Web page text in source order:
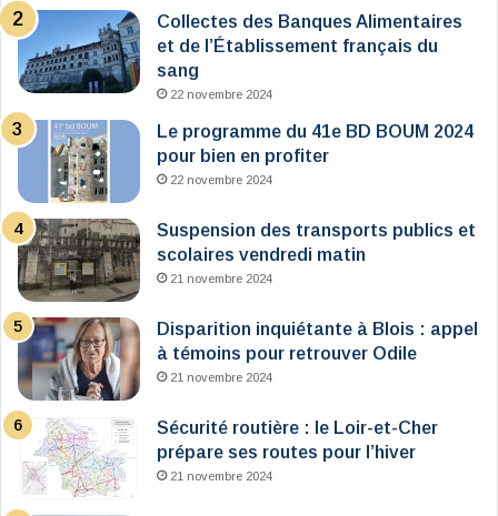
Collectes des Banques Alimentaires
et de l’Établissement français du
sang
22 novembre 2024
Le programme du 41e BD BOUM 2024
pour bien en profiter
22 novembre 2024
Suspension des transports publics et
scolaires vendredi matin
21 novembre 2024
Disparition inquiétante à Blois : appel
à témoins pour retrouver Odile
21 novembre 2024
Sécurité routière : le Loir-et-Cher
prépare ses routes pour l’hiver
21 novembre 2024